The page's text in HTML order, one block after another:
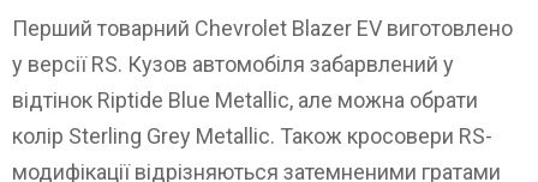
Перший товарний Chevrolet Blazer EV виготовлено
у версії RS. Кузов автомобіля забарвлений у
відтінок Riptide Blue Metallic, але можна обрати
колір Sterling Grey Metallic. Також кросовери RS-
модифікації відрізняються затемненими гратами